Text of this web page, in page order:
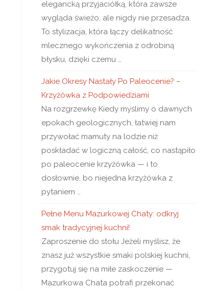
elegancką przyjaciółką, która zawsze
wygląda świeżo, ale nigdy nie przesadza.
To stylizacja, która łączy delikatność
mlecznego wykończenia z odrobiną
błysku, dzięki czemu …
Jakie Okresy Nastały Po Paleocenie? –
Krzyżówka z Podpowiedziami
Na rozgrzewkę Kiedy myślimy o dawnych
epokach geologicznych, łatwiej nam
przywołać mamuty na lodzie niż
poskładać w logiczną całość, co nastąpiło
po paleocenie krzyżówka — i to
dosłownie, bo niejedna krzyżówka z
pytaniem …
Pełne Menu Mazurkowej Chaty: odkryj
smak tradycyjnej kuchni!
Zaproszenie do stołu Jeżeli myślisz, że
znasz już wszystkie smaki polskiej kuchni,
przygotuj się na miłe zaskoczenie —
Mazurkowa Chata potrafi przekonać